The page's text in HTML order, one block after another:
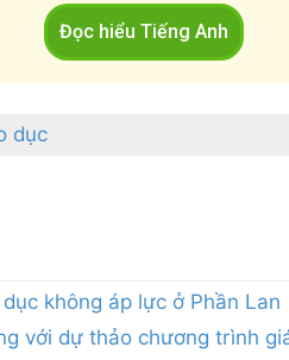
Đọc hiểu Tiếng Anh
dục
không áp lực ở Phần Lan
với dự thảo chương trình